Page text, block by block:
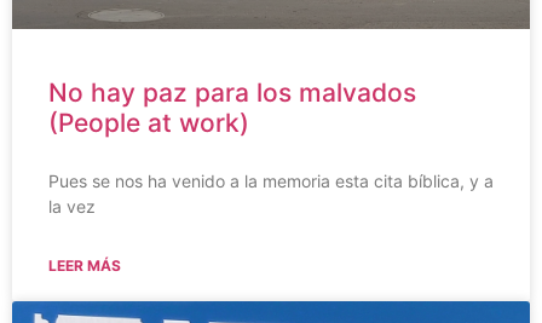
No hay paz para los malvados
(People at work)
Pues se nos ha venido a la memoria esta cita bíblica, y a
la vez
LEER MÁS